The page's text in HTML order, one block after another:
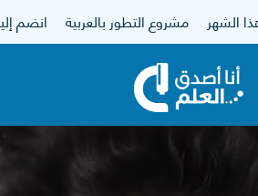
الشهر مشروع التطور بالعربية انضم